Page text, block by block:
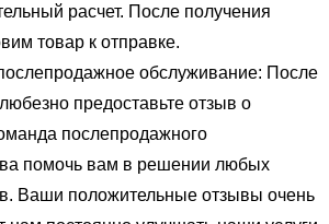
расчет. После получения
товар к отправке.
обслуживание: После
предоставьте отзыв о
послепродажного
помочь вам в решении любых
Ваши положительные отзывы очень